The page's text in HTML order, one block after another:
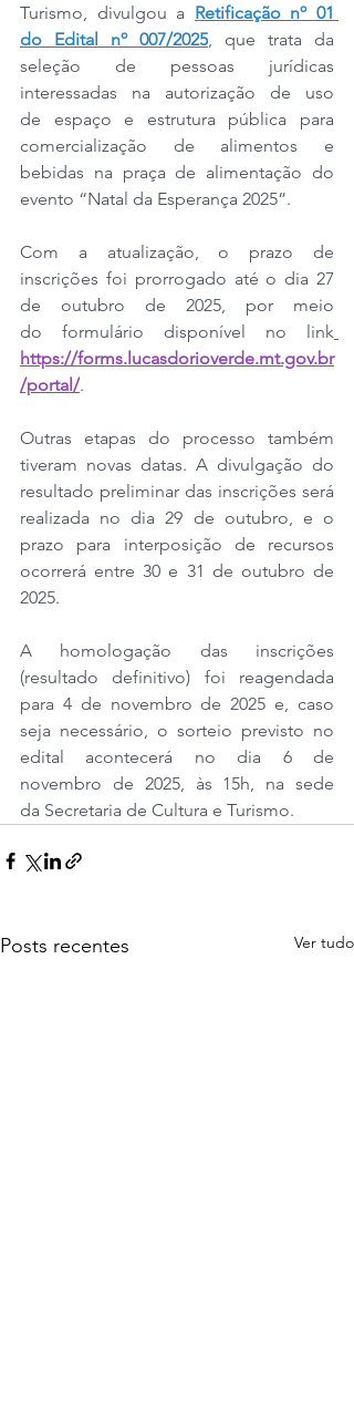
Turismo, divulgou a Retificação nº 01
do Edital nº 007/2025 , que trata da
seleção de pessoas jurídicas
interessadas na autorização de uso
de espaço e estrutura pública para
comercialização de alimentos e
bebidas na praça de alimentação do
evento “Natal da Esperança 2025”.
Com a atualização, o prazo de
inscrições foi prorrogado até o dia 27
de outubro de 2025, por meio
do formulário disponível no link
https://forms.lucasdorioverde.mt.gov.br
/portal/.
Outras etapas do processo também
tiveram novas datas. A divulgação do
resultado preliminar das inscrições será
realizada no dia 29 de outubro, e o
prazo para interposição de recursos
ocorrerá entre 30 e 31 de outubro de
2025.
A homologação das inscrições
(resultado definitivo) foi reagendada
para 4 de novembro de 2025 e, caso
seja necessário, o sorteio previsto no
edital acontecerá no dia 6 de
novembro de 2025, às 15h, na sede
da Secretaria de Cultura e Turismo.
Posts recentes Ver tudo